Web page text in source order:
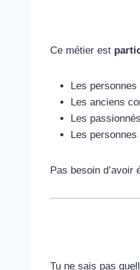
Ce métier est
Les
Les anciens
Les
Les
Pas besoin
Tu ne sais pas